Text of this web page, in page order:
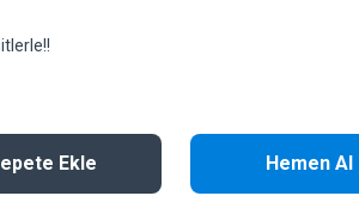
Ekle Hemen Al